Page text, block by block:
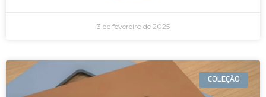
3 de fevereiro de 2025
COLEÇÃO